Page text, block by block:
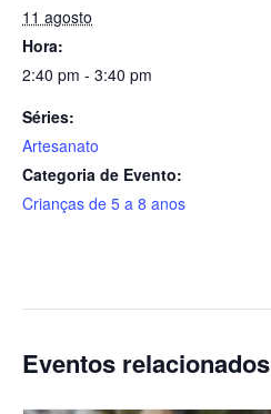
11 agosto
Hora:
2:40 pm - 3:40 pm
Séries:
Artesanato
Categoria de Evento:
Crianças de 5 a 8 anos
Eventos relacionados